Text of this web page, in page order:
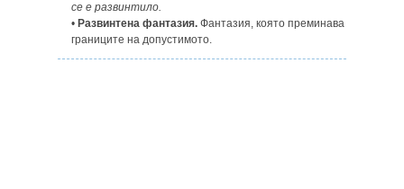
се е развинтило.
• Развинтена фантазия. Фантазия, която преминава
границите на допустимото.